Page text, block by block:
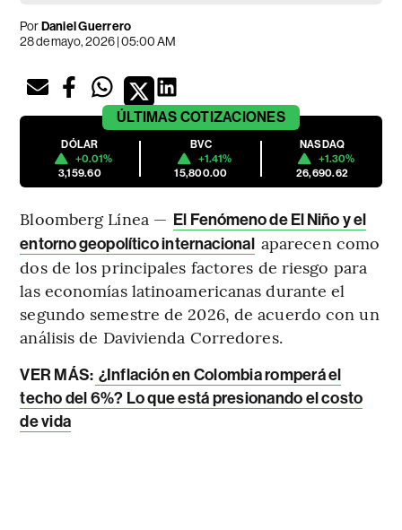
PorDaniel Guerrero
28 de mayo, 2026 | 05:00 AM
ÚLTIMAS COTIZACIONES
DÓLAR
+0.01%
3,159.60
BVC
+1.41%
15,800.00
NASDAQ
+1.30%
26,690.62
Bloomberg Línea — El Fenómeno de El Niño y el
entorno geopolítico internacional aparecen como
dos de los principales factores de riesgo para
las economías latinoamericanas durante el
segundo semestre de 2026, de acuerdo con un
análisis de Davivienda Corredores.
VER MÁS: ¿Inflación en Colombia romperá el
techo del 6%? Lo que está presionando el costo
de vida